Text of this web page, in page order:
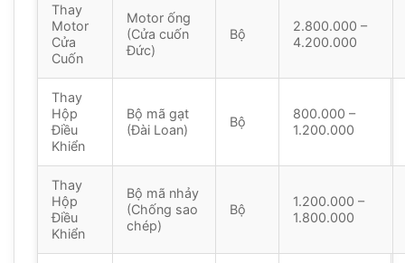
Thay
Motor
Cửa
Cuốn
Motor ống
(Cửa cuốn
Đức)
Bộ
2.800.000 –
4.200.000
Thay
Hộp
Điều
Khiển
Bộ mã gạt
(Đài Loan)
Bộ
800.000 –
1.200.000
Thay
Hộp
Điều
Khiển
Bộ mã nhảy
(Chống sao
chép)
Bộ
1.200.000 –
1.800.000